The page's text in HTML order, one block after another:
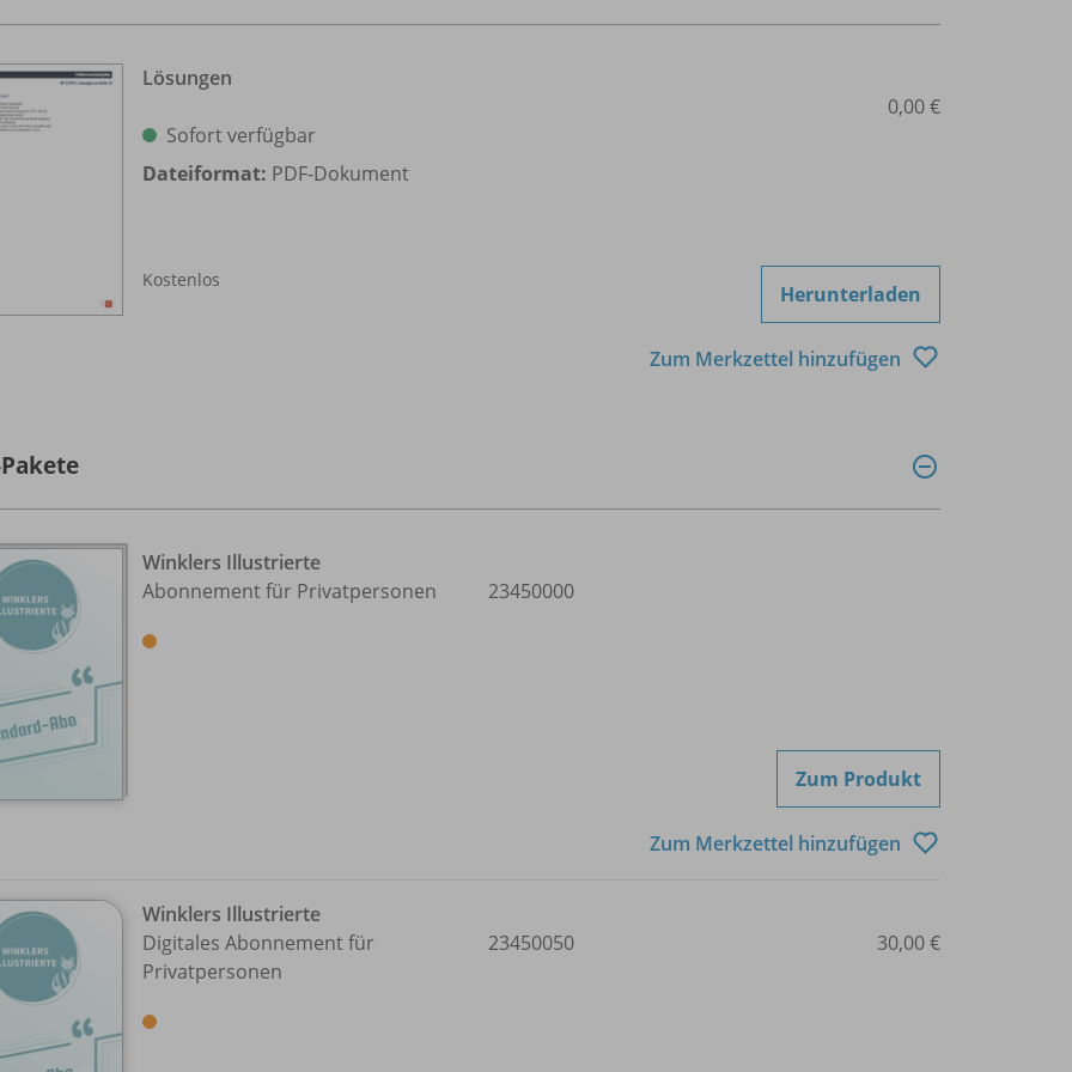
Lösungen
Sofort verfügbar
Dateiformat: PDF-Dokument
Kostenlos
0,00 €
Herunterladen
Zum Merkzettel hinzufügen
Winklers Illustrierte
Abonnement für Privatpersonen
23450000
Zum Produkt
Zum Merkzettel hinzufügen
Winklers Illustrierte
Digitales Abonnement für
Privatpersonen
23450050 30,00 €